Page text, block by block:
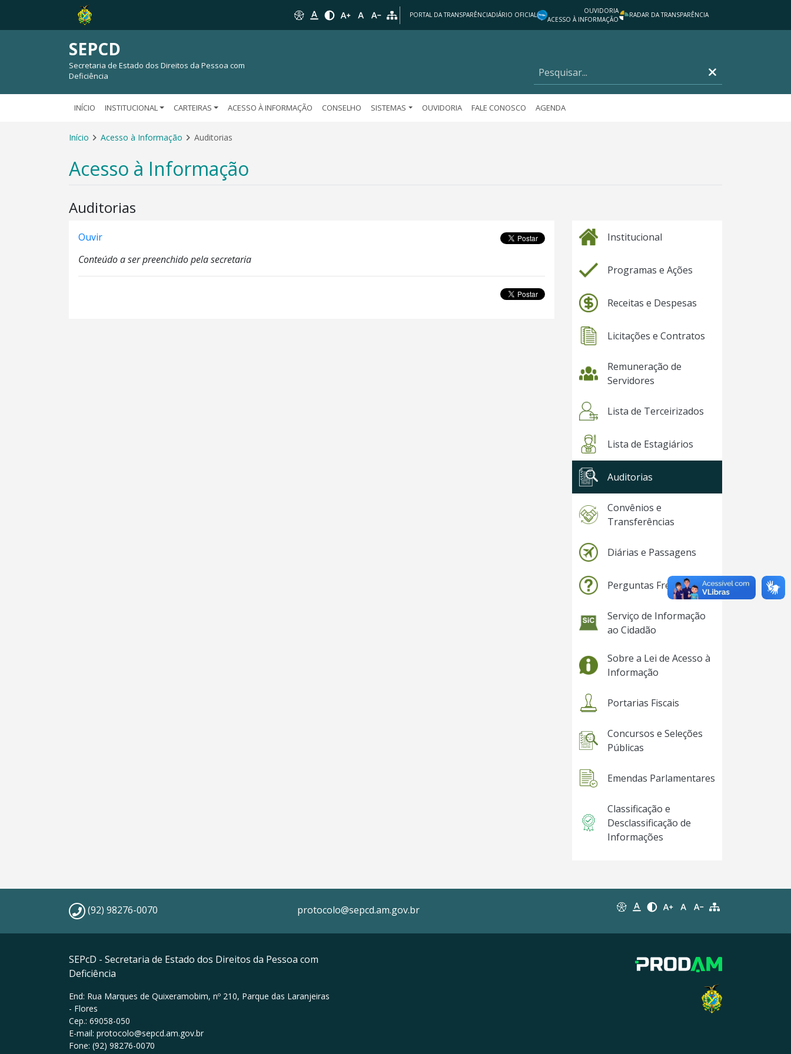
PORTAL DA TRANSPARÊNCIADIÁRIO OFICIAL
OUVIDORIA
ACESSO À INFORMAÇÃO
RADAR DA TRANSPARÊNCIA
SEPCD
Secretaria de Estado dos Direitos da Pessoa com
Deficiência
INÍCIO INSTITUCIONAL CARTEIRAS ACESSO À INFORMAÇÃO CONSELHO SISTEMAS OUVIDORIA FALE CONOSCO AGENDA
Início Acesso à Informação Auditorias
Acesso à Informação
Institucional
Programas e Ações
Receitas e Despesas
Licitações e Contratos
Remuneração de
Servidores
Lista de Terceirizados
Lista de Estagiários
Auditorias
Convênios e
Transferências
Diárias e Passagens
Perguntas Frequentes
Serviço de Informação
ao Cidadão
Sobre a Lei de Acesso à
Informação
Portarias Fiscais
Concursos e Seleções
Públicas
Emendas Parlamentares
Classificação e
Desclassificação de
Informações
Auditorias
Ouvir
Conteúdo a ser preenchido pela secretaria
(92) 98276-0070 protocolo@sepcd.am.gov.br
SEPcD - Secretaria de Estado dos Direitos da Pessoa com
Deficiência
End: Rua Marques de Quixeramobim, nº 210, Parque das Laranjeiras
- Flores
Cep.: 69058-050
E-mail: protocolo@sepcd.am.gov.br
Fone: (92) 98276-0070